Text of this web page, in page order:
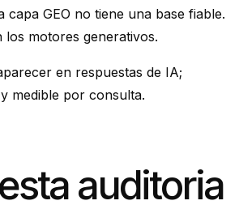
GEO no tiene una base fiable.
los motores generativos.
en respuestas de IA;
medible por consulta.
auditoria